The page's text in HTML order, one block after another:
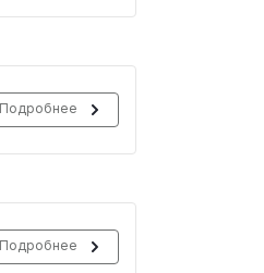
Подробнее
Подробнее